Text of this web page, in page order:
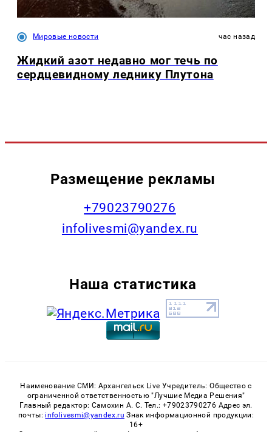
Мировые новости час назад
Жидкий азот недавно мог течь по
сердцевидному леднику Плутона
Размещение рекламы
+79023790276
infolivesmi@yandex.ru
Наша статистика
Наименование СМИ: Архангельск Live Учредитель: Общество с
ограниченной ответственностью "Лучшие Медиа Решения"
Главный редактор: Самохин А. С. Тел.: +79023790276 Адрес эл.
почты: infolivesmi@yandex.ru Знак информационной продукции:
16+